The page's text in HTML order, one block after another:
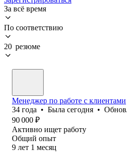
За всё время
По соответствию
20 резюме
Менеджер по работе с клиентами
34 года • Была сегодня •
90 000 ₽
Активно ищет работу
Общий опыт
9 лет 1 месяц